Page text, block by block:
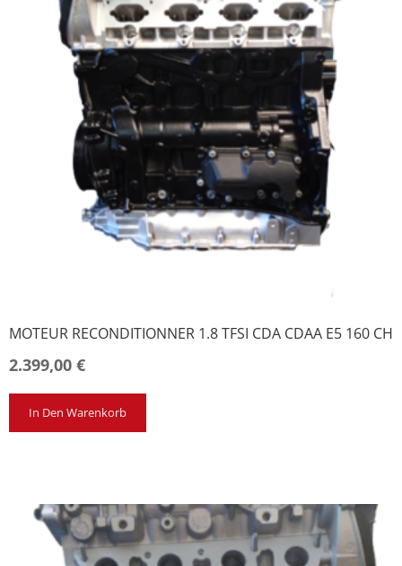
MOTEUR RECONDITIONNER 1.8 TFSI CDA CDAA E5 160 CH
2.399,00 €
In Den Warenkorb